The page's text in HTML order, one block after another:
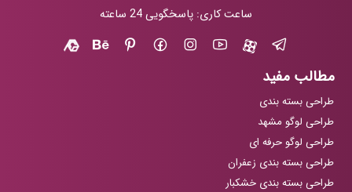
ساعت کاری: پاسخگویی 24 ساعته
مطالب مفید
طراحی بسته بندی
طراحی لوگو مشهد
طراحی لوگو حرفه ای
طراحی بسته بندی زعفران
طراحی بسته بندی خشکبار